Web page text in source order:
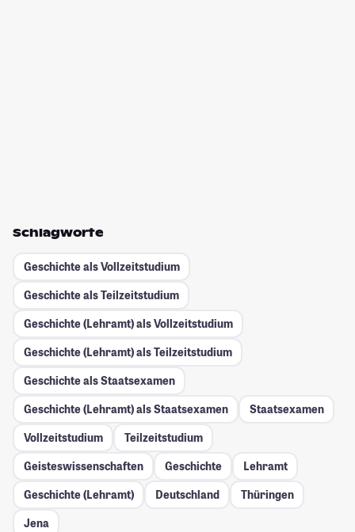
Schlagworte
Geschichte als Vollzeitstudium
Geschichte als Teilzeitstudium
Geschichte (Lehramt) als Vollzeitstudium
Geschichte (Lehramt) als Teilzeitstudium
Geschichte als Staatsexamen
Geschichte (Lehramt) als Staatsexamen
Staatsexamen
Vollzeitstudium
Teilzeitstudium
Geisteswissenschaften
Geschichte
Lehramt
Geschichte (Lehramt)
Deutschland
Thüringen
Jena